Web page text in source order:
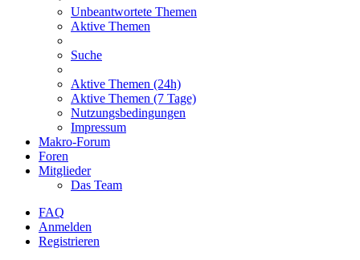
Unbeantwortete Themen
Aktive Themen
Suche
Aktive Themen (24h)
Aktive Themen (7 Tage)
Nutzungsbedingungen
Impressum
Makro-Forum
Foren
Mitglieder
Das Team
FAQ
Anmelden
Registrieren